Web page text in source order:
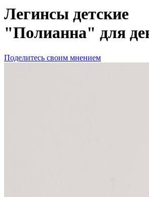
Легинсы детские
"Полианна" для
Поделитесь своим мнением